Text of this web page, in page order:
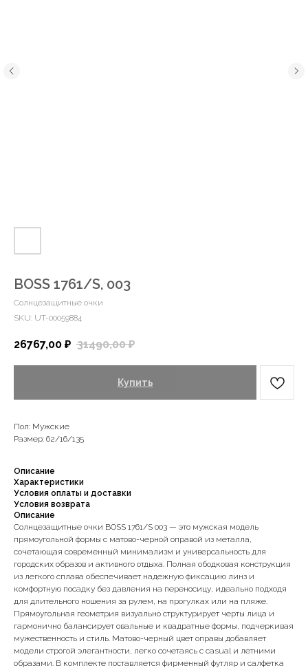
BOSS 1761/S, 003
Солнцезащитные очки
SKU: UT-00059884
26767,00 ₽ 31490,00 ₽
Купить
Пол: Мужские
Размер: 62/16/135
Описание
Характеристики
Условия оплаты и доставки
Условия возврата
Описание
Солнцезащитные очки BOSS 1761/S 003 — это мужская модель
прямоугольной формы с матово-черной оправой из металла,
сочетающая современный минимализм и универсальность для
городских образов и активного отдыха. Полная ободковая конструкция
из легкого сплава обеспечивает надежную фиксацию линз и
комфортную посадку без давления на переносицу, идеально подходя
для длительного ношения за рулем, на прогулках или на пляже.
Прямоугольная геометрия визуально структурирует черты лица и
гармонично балансирует овальные и квадратные формы, подчеркивая
мужественность и стиль. Матово-черный цвет оправы добавляет
модели строгой элегантности, легко сочетаясь с casual и летними
образами. В комплекте поставляется фирменный футляр и салфетка